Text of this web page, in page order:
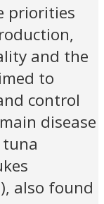
priorities
and the
to
control
disease
also found